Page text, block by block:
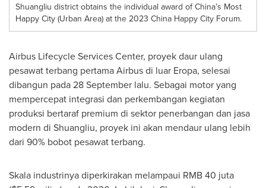
Shuangliu district obtains the individual award of China’s Most
Happy City (Urban Area) at the 2023 China Happy City Forum.
Airbus Lifecycle Services Center, proyek daur ulang
pesawat terbang pertama Airbus di luar Eropa, selesai
dibangun pada 28 September lalu. Sebagai motor yang
mempercepat integrasi dan perkembangan kegiatan
produksi bertaraf premium di sektor penerbangan dan jasa
modern di Shuangliu, proyek ini akan mendaur ulang lebih
dari 90% bobot pesawat terbang.
Skala industrinya diperkirakan melampaui RMB 40 juta